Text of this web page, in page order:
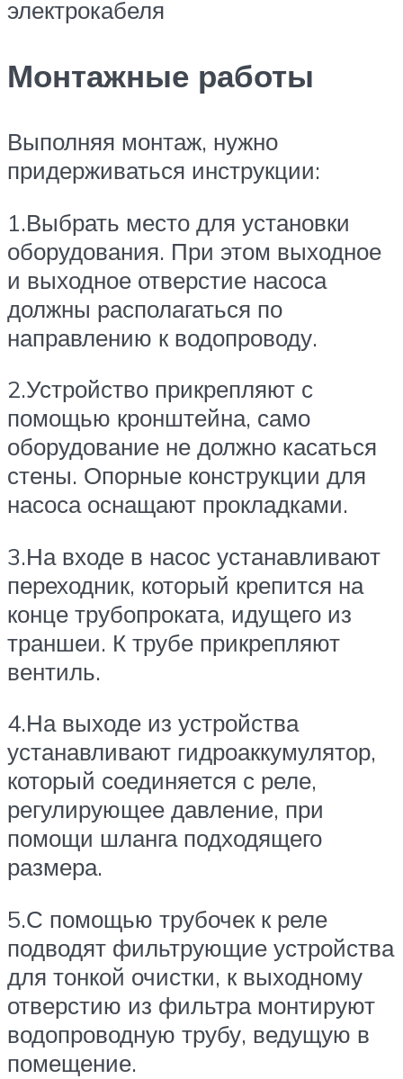
электрокабеля
Монтажные работы
Выполняя монтаж, нужно
придерживаться инструкции:
1.Выбрать место для установки
оборудования. При этом выходное
и выходное отверстие насоса
должны располагаться по
направлению к водопроводу.
2.Устройство прикрепляют с
помощью кронштейна, само
оборудование не должно касаться
стены. Опорные конструкции для
насоса оснащают прокладками.
3.На входе в насос устанавливают
переходник, который крепится на
конце трубопроката, идущего из
траншеи. К трубе прикрепляют
вентиль.
4.На выходе из устройства
устанавливают гидроаккумулятор,
который соединяется с реле,
регулирующее давление, при
помощи шланга подходящего
размера.
5.С помощью трубочек к реле
подводят фильтрующие устройства
для тонкой очистки, к выходному
отверстию из фильтра монтируют
водопроводную трубу, ведущую в
помещение.